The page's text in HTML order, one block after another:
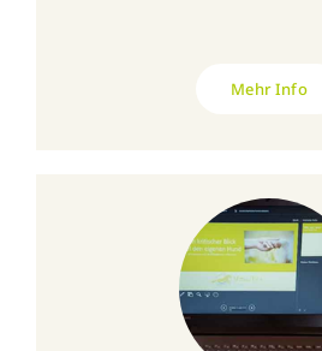
Mehr Info